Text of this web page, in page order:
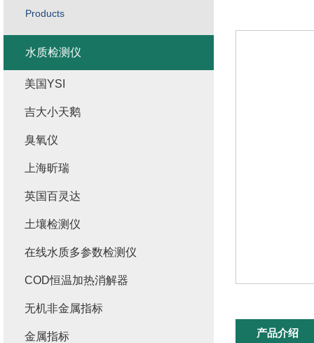
产品介绍
Products
水质检测仪
美国YSI
吉大小天鹅
臭氧仪
上海昕瑞
英国百灵达
土壤检测仪
在线水质多参数检测仪
COD恒温加热消解器
无机非金属指标
金属指标